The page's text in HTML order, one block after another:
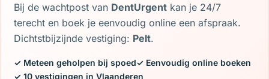
Bij de wachtpost van DentUrgent kan je 24/7
terecht en boek je eenvoudig online een afspraak.
Dichtstbijzijnde vestiging: Pelt.
✓ Meteen geholpen bij spoed✓ Eenvoudig online boeken
✓ 10 vestigingen in Vlaanderen